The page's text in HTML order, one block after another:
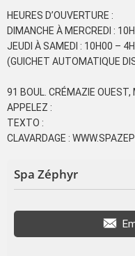
HEURES D’OUVERTURE :
DIMANCHE À MERCREDI :
JEUDI À SAMEDI : 10H00 –
(GUICHET AUTOMATIQUE
91 BOUL. CRÉMAZIE OUEST,
APPELEZ :
TEXTO :
CLAVARDAGE :
Spa Zéphyr